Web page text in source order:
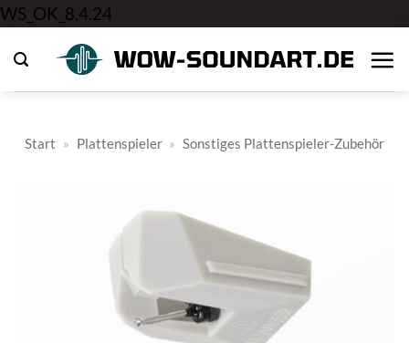
WS_OK_8.4.24
springen
Start » Plattenspieler » Sonstiges Plattenspieler-Zubehör